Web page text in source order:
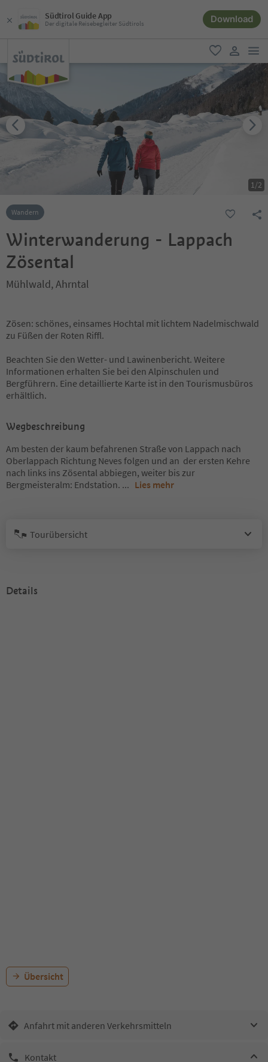
Südtirol Guide App
Der digitale Reisebegleiter Südtirols Download
favorit
user link
1/2
Wandern
Winterwanderung - Lappach
Zösental
Mühlwald, Ahrntal
Zösen: schönes, einsames Hochtal mit lichtem Nadelmischwald
zu Füßen der Roten Riffl.
Beachten Sie den Wetter- und Lawinenbericht. Weitere
Informationen erhalten Sie bei den Alpinschulen und
Bergführern. Eine detaillierte Karte ist in den Tourismusbüros
erhältlich.
Wegbeschreibung
Am besten der kaum befahrenen Straße von Lappach nach
Oberlappach Richtung Neves folgen und an der ersten Kehre
nach links ins Zösental abbiegen, weiter bis zur
Bergmeisteralm: Endstation. ... Lies mehr
Tourübersicht
Details
Übersicht
Anfahrt mit anderen Verkehrsmitteln
Kontakt